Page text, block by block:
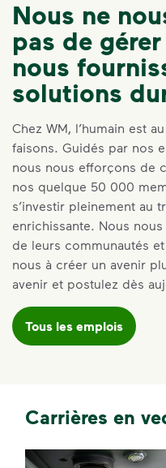
Nous ne
pas de
nous
solutions
Chez WM, l’humain est
faisons. Guidés par nos
nous nous efforçons de
nos quelque 50 000
s’investir pleinement au
enrichissante. Nous
de leurs communautés
nous à créer un avenir
avenir et postulez dès
Tous les emplois
Carrières en